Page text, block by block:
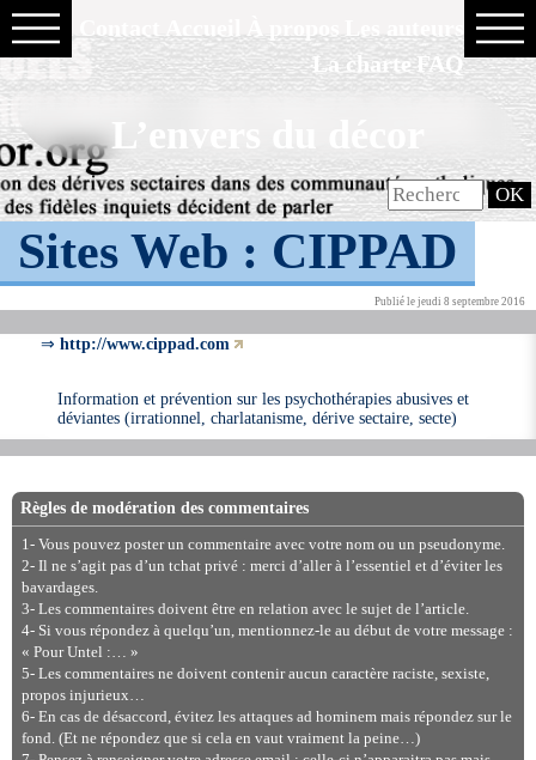
La charte FAQ
L’envers du décor
Sites Web : CIPPAD
Publié le jeudi 8 septembre 2016
⇒http://www.cippad.com
Information et prévention sur les psychothérapies abusives et
déviantes (irrationnel, charlatanisme, dérive sectaire, secte)
Règles de modération des commentaires
1- Vous pouvez poster un commentaire avec votre nom ou un pseudonyme.
2- Il ne s’agit pas d’un tchat privé : merci d’aller à l’essentiel et d’éviter les
bavardages.
3- Les commentaires doivent être en relation avec le sujet de l’article.
4- Si vous répondez à quelqu’un, mentionnez-le au début de votre message :
« Pour Untel :… »
5- Les commentaires ne doivent contenir aucun caractère raciste, sexiste,
propos injurieux…
6- En cas de désaccord, évitez les attaques ad hominem mais répondez sur le
fond. (Et ne répondez que si cela en vaut vraiment la peine…)